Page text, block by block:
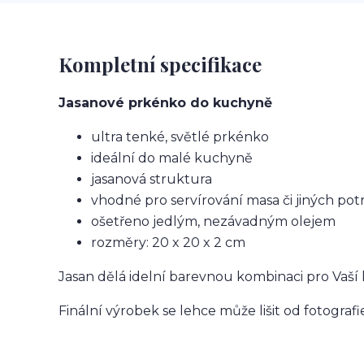
Kompletní specifikace
Jasanové prkénko do kuchyně
ultra tenké, světlé prkénko
ideální do malé kuchyně
jasanová struktura
vhodné pro servírování masa či jiných
ošetřeno jedlým, nezávadným olejem
rozměry: 20 x 20 x 2 cm
Jasan dělá idelní barevnou kombinaci pro Vaší
Finální výrobek se lehce může lišit od